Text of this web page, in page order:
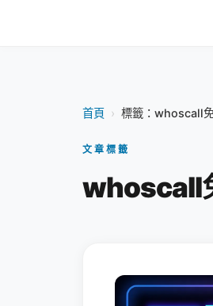
首頁 › 標籤：whoscall
文章標籤
whoscall